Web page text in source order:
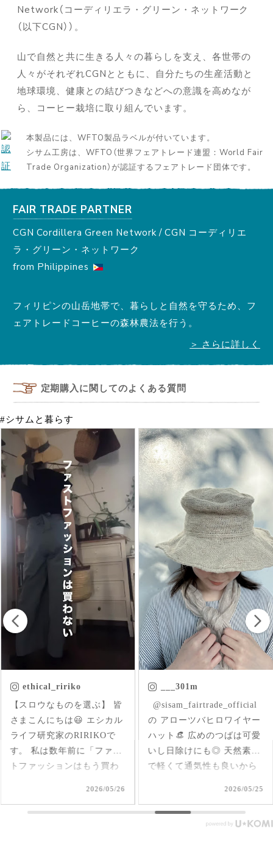
Network（コーディリエラ・グリーン・ネットワーク
（以下CGN））。
山で自然と共に生きる人々の暮らしを支え、各世帯の
人々がそれぞれCGNとともに、自分たちの生産活動と
地球環境、健康との結びつきなどへの意識を高めなが
ら、コーヒー栽培に取り組んでいます。
本製品には、WFTO製品ラベルが付いています。
シサム工房は、WFTO（世界フェアトレード連盟：World Fair
Trade Organization）が認証するフェアトレード団体です。
FAIR TRADE PARTNER
CGN Cordillera Green Network / CGN コーディリエ
ラ・グリーン・ネットワーク
from Philippines
フィリピンの山岳地帯で、暮らしと自然を守るため、フ
ェアトレードコーヒーの森林農法を行う。
＞ さらに詳しく
定期購入に関してのよくある質問
#シサムと暮らす
___301m
ㅤㅤㅤ @sisam_fairtrade_official
の アローツバヒロワイヤー
ハット👒 広めのつばは可愛
いし日除けにも◎ 天然素材
で軽くて通気性も良いから
フェアトレード #fairtrade #
2026/05/25
chica.chikako
首元にはいった草花刺繍が
さりげなくアクセントにな
ったインド産のオーガニッ
クコットンのブラウス✨ 軽
くて柔らか♪ 前後を変えて
で可愛いいけど、刺繍面を
前にした時はリネンジレと
2026/05/17